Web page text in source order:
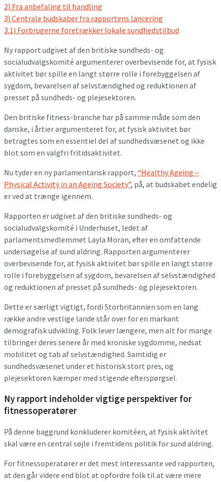
2) Fra anbefaling til handling
3) Centrale budskaber fra rapportens lancering
3.1) Forbrugerne foretrækker lokale sundhedstilbud
Ny rapport udgivet af den britiske sundheds- og
socialudvalgskomité argumenterer overbevisende for, at fysisk
aktivitet bør spille en langt større rolle i forebyggelsen af
sygdom, bevarelsen af selvstændighed og reduktionen af
presset på sundheds- og plejesektoren.
Den britiske fitness-branche har på samme måde som den
danske, i årtier argumenteret for, at fysisk aktivitet bør
betragtes som en essentiel del af sundhedsvæsenet og ikke
blot som en valgfri fritidsaktivitet.
Nu tyder en ny parlamentarisk rapport, “Healthy Ageing –
Physical Activity in an Ageing Society”, på, at budskabet endelig
er ved at trænge igennem.
Rapporten er udgivet af den britiske sundheds- og
socialudvalgskomité i Underhuset, ledet af
parlamentsmedlemmet Layla Moran, efter en omfattende
undersøgelse af sund aldring. Rapporten argumenterer
overbevisende for, at fysisk aktivitet bør spille en langt større
rolle i forebyggelsen af sygdom, bevarelsen af selvstændighed
og reduktionen af presset på sundheds- og plejesektoren.
Dette er særligt vigtigt, fordi Storbritannien som en lang
række andre vestlige lande står over for en markant
demografisk udvikling. Folk lever længere, men alt for mange
tilbringer deres senere år med kroniske sygdomme, nedsat
mobilitet og tab af selvstændighed. Samtidig er
sundhedsvæsenet under et historisk stort pres, og
plejesektoren kæmper med stigende efterspørgsel.
Ny rapport indeholder vigtige perspektiver for
fitnessoperatører
På denne baggrund konkluderer komitéen, at fysisk aktivitet
skal være en central søjle i fremtidens politik for sund aldring.
For fitnessoperatører er det mest interessante ved rapporten,
at den går videre end blot at opfordre folk til at være mere